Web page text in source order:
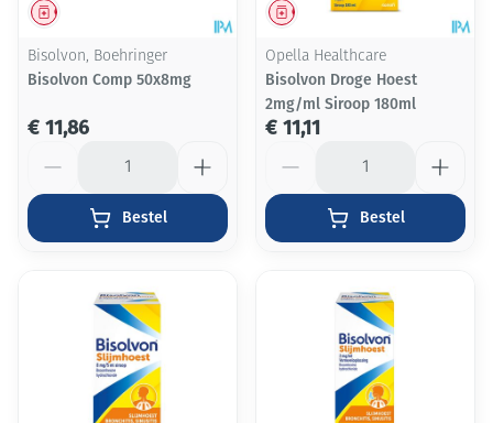
Geneesmiddel
Bisolvon, Boehringer
Bisolvon Comp 50x8mg
€ 11,86
Bestel
Geneesmiddel
Opella Healthcare
Bisolvon Droge Hoest
2mg/ml Siroop 180ml
€ 11,11
Bestel